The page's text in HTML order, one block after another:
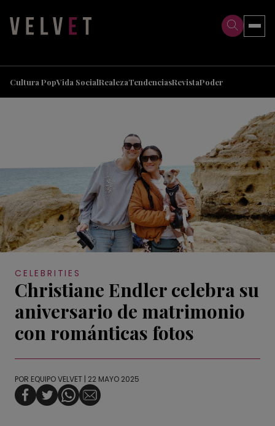
Cultura PopVida SocialRealezaTendenciasRevistaPoder
CELEBRITIES
Christiane Endler celebra su
aniversario de matrimonio
con románticas fotos
POR EQUIPO VELVET | 22 MAYO 2025